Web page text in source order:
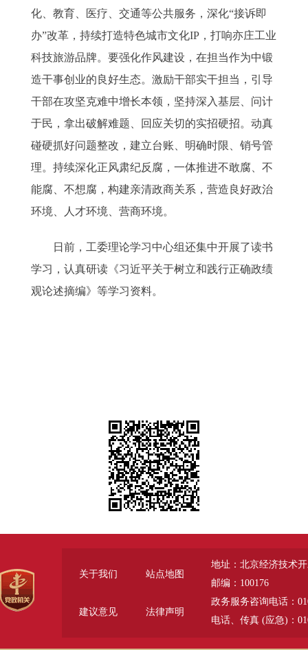
化、教育、医疗、交通等公共服务，深化“接诉即
办”改革，持续打造特色城市文化IP，打响亦庄工业
科技旅游品牌。要强化作风建设，在担当作为中锻
造干事创业的良好生态。激励干部实干担当，引导
干部在攻坚克难中增长本领，坚持深入基层、问计
于民，拿出破解难题、回应关切的实招硬招。动真
碰硬抓好问题整改，建立台账、明确时限、销号管
理。持续深化正风肃纪反腐，一体推进不敢腐、不
能腐、不想腐，构建亲清政商关系，营造良好政治
环境、人才环境、营商环境。
日前，工委理论学习中心组还集中开展了读书
学习，认真研读《习近平关于树立和践行正确政绩
观论述摘编》等学习资料。
关于我们 站点地图
建议意见 法律声明
地址：北京经济技术
邮编：100176
政务服务咨询电话：
电话、传真 (应急)：